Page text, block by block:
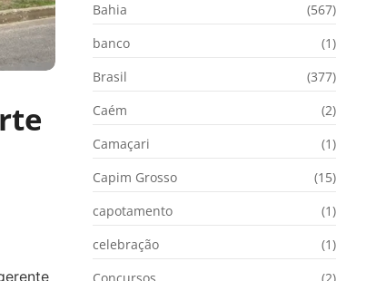
Bahia
(567)
banco
(1)
Brasil
(377)
Caém
(2)
Camaçari
(1)
Capim Grosso
(15)
capotamento
(1)
celebração
(1)